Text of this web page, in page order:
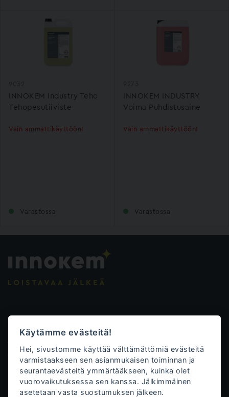
INNOKEM Industry Teho
Tehopesutiiviste
Varastossa
Vain ammattikäyttöön!
INNOKEM INDUSTRY
Voima Puhdistusaine
Varastossa
Vain ammattikäyttöön!
Evästeasetukset
Tietosuojalauseke
Toimitusehdot
Innokem Oy
Väliköntie 10
Käytämme evästeitä!
Hei, sivustomme käyttää välttämättömiä evästeitä
varmistaakseen sen asianmukaisen toiminnan ja
seurantaevästeitä ymmärtääkseen, kuinka olet
vuorovaikutuksessa sen kanssa. Jälkimmäinen
asetetaan vasta suostumuksen jälkeen.